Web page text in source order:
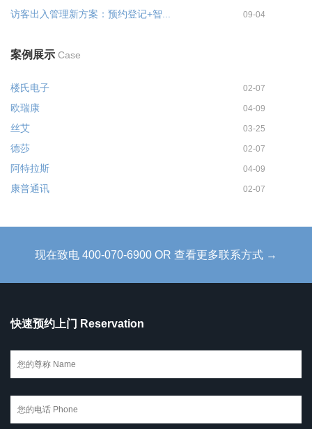
访客出入管理新方案：预约登记+智... 09-04
案例展示 Case
楼氏电子 02-07
欧瑞康 04-09
丝艾 03-25
德莎 02-07
阿特拉斯 04-09
康普通讯 02-07
现在致电 400-070-6900 OR 查看更多联系方式 →
快速预约上门 Reservation